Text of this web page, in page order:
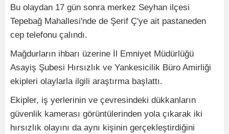
Bu olaydan 17 gün sonra merkez Seyhan ilçesi
Tepebağ Mahallesi'nde de Şerif Ç'ye ait pastaneden
cep telefonu çalındı.
Mağdurların ihbarı üzerine İl Emniyet Müdürlüğü
Asayiş Şubesi Hırsızlık ve Yankesicilik Büro Amirliği
ekipleri olaylarla ilgili araştırma başlattı.
Ekipler, iş yerlerinin ve çevresindeki dükkanların
güvenlik kamerası görüntülerinden yola çıkarak iki
hırsızlık olayını da aynı kişinin gerçekleştirdiğini